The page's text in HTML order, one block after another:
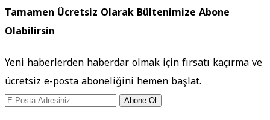
Tamamen Ücretsiz Olarak Bültenimize Abone
Olabilirsin
Yeni haberlerden haberdar olmak için fırsatı kaçırma ve
ücretsiz e-posta aboneliğini hemen başlat.
Abone Ol